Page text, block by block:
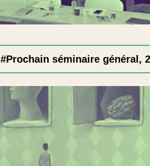
#Prochain séminaire général,